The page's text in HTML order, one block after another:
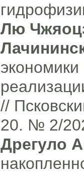
Лю
//
20. № 2/
Дрегуло